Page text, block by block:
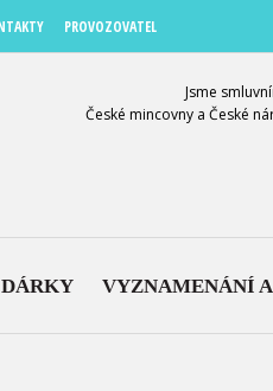
PROVOZOVATEL
Jsme
České mincovny a České
DÁRKY VYZNAMENÁNÍ